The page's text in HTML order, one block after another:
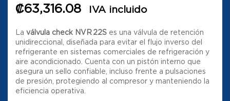
₡63,316.08 IVA incluido
La válvula check NVR 22S es una válvula de retención
unidireccional, diseñada para evitar el flujo inverso del
refrigerante en sistemas comerciales de refrigeración y
aire acondicionado. Cuenta con un pistón interno que
asegura un sello confiable, incluso frente a pulsaciones
de presión, protegiendo al compresor y manteniendo la
eficiencia operativa.